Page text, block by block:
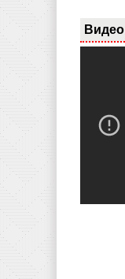
Видео